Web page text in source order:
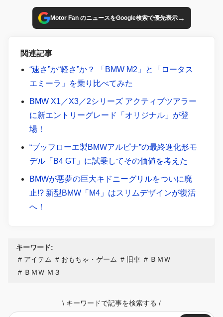
Motor Fan のニュースをGoogle検索で優先表示→
関連記事
“速さ”か“軽さ”か？ 「BMW M2」と「ロータス
エミーラ」を乗り比べてみた
BMW X1／X3／2シリーズ アクティブツアラー
に新エントリーグレード「オリジナル」が登
場！
“ブッフローエ製BMWアルピナ”の最終進化形モ
デル「B4 GT」に試乗してその価値を考えた
BMWが悪夢の巨大キドニーグリルをついに廃
止!? 新型BMW「M4」はスリムデザインが復活
へ！
キーワード:
アイテム
おもちゃ・ゲーム 旧車
ＢＭＷ
ＢＭＷ Ｍ３
\ キーワードで記事を検索する /